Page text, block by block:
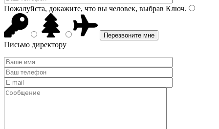
Пожалуйста, докажите, что вы человек, выбрав Ключ.
Письмо директору